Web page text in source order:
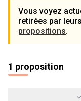
Vous voyez
retirées par
propositions.
1 proposition